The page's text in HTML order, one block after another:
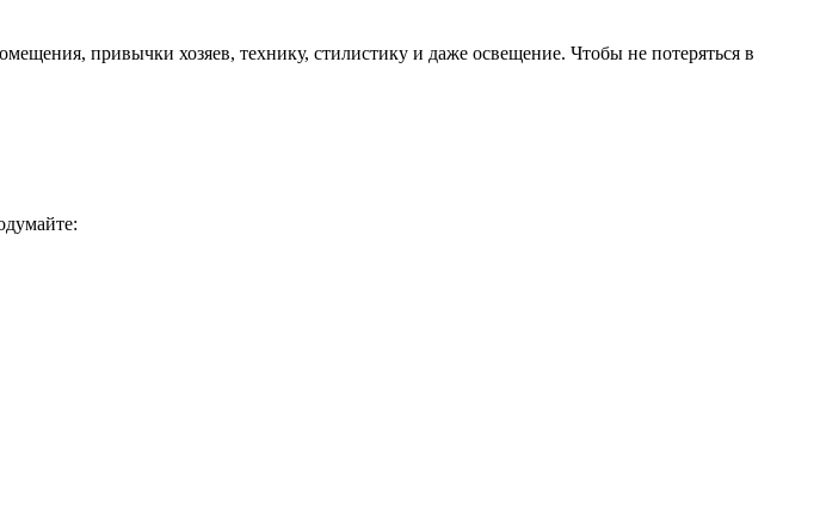
привычки хозяев, технику, стилистику и даже освещение. Чтобы не потеряться в